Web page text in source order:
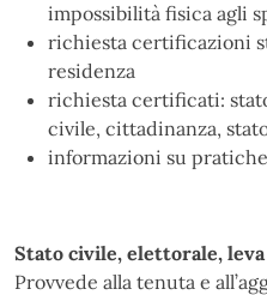
impossibilità fisica agli
richiesta certificazioni
residenza
richiesta certificati:
civile, cittadinanza,
informazioni su
Stato civile, elettorale,
Provvede alla tenuta e